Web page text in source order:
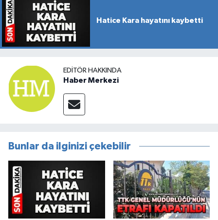
Hatice Kara hayatını kaybetti
EDITÖR HAKKINDA
Haber Merkezi
Bunlar da ilginizi çekebilir